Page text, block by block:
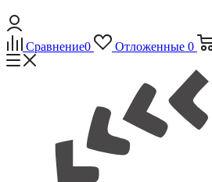
Сравнение0 Отложенные 0